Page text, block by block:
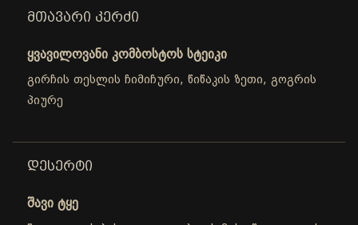
ᲛᲗᲐᲕᲐᲠᲘ ᲙᲔᲠᲫᲘ
ყვავილოვანი კომბოსტოს სტეიკი
გირჩის თესლის ჩიმიჩური, წიწაკის ზეთი, გოგრის
პიურე
ᲓᲔᲡᲔᲠᲢᲘ
შავი ტყე